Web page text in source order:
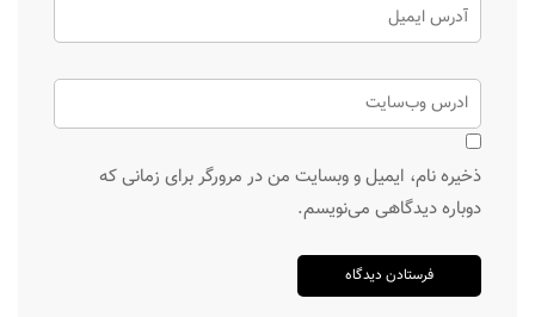
ذخیره نام، ایمیل و وبسایت من در مرورگر برای زمانی که
دوباره دیدگاهی می‌نویسم.